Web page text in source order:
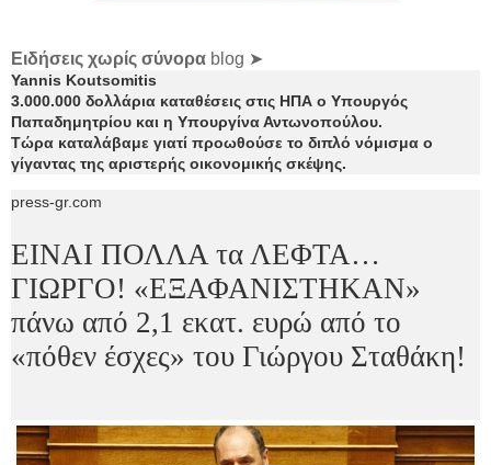
Ειδήσεις χωρίς σύνορα blog ➤
Yannis Koutsomitis
3.000.000 δολλάρια καταθέσεις στις ΗΠΑ ο Υπουργός
Παπαδημητρίου και η Υπουργίνα Αντωνοπούλου.
Τώρα καταλάβαμε γιατί προωθούσε το διπλό νόμισμα ο
γίγαντας της αριστερής οικονομικής σκέψης.
press-gr.com
ΕΙΝΑΙ ΠΟΛΛΑ τα ΛΕΦΤΑ…
ΓΙΩΡΓΟ! «ΕΞΑΦΑΝΙΣΤΗΚΑΝ»
πάνω από 2,1 εκατ. ευρώ από το
«πόθεν έσχες» του Γιώργου Σταθάκη!